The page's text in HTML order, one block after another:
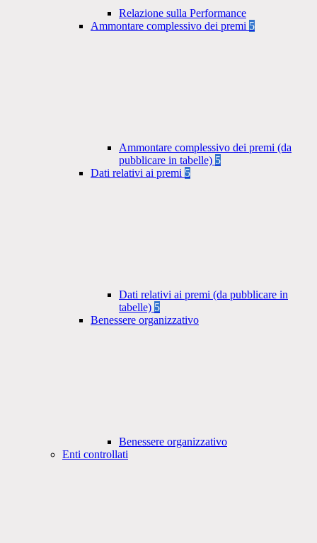
Relazione sulla Performance
Ammontare complessivo dei premi 5
Ammontare complessivo dei premi (da
pubblicare in tabelle) 5
Dati relativi ai premi 5
Dati relativi ai premi (da pubblicare in
tabelle) 5
Benessere organizzativo
Benessere organizzativo
Enti controllati